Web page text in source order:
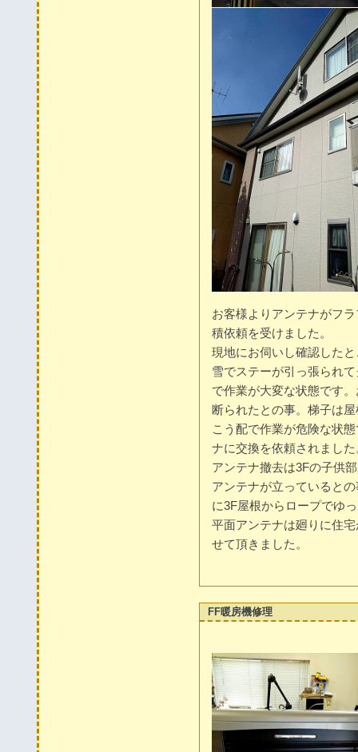
お客様よりアンテナがフ
積依頼を受けました。
現地にお伺いし確認した
雪でステーが引っ張られ
で作業が大変な状態です
断られたとの事。梯子は
こう配で作業が危険な状
ナに交換を依頼されました
アンテナ撤去は3Fの子供
アンテナが立っていると
に3F屋根からロープでゆ
平面アンテナは廻りに住
せて頂きました。
FF暖房機修理